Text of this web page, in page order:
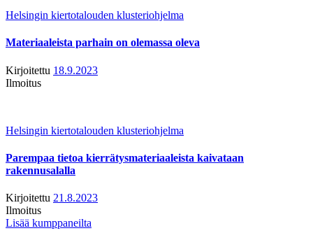
Helsingin kiertotalouden klusteriohjelma
Materiaaleista parhain on olemassa oleva
Kirjoitettu 18.9.2023
Ilmoitus
Helsingin kiertotalouden klusteriohjelma
Parempaa tietoa kierrätysmateriaaleista kaivataan
rakennusalalla
Kirjoitettu 21.8.2023
Ilmoitus
Lisää kumppaneilta